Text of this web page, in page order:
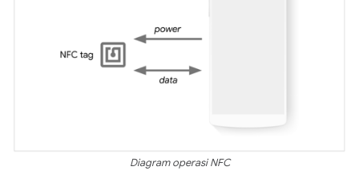
Diagram operasi NFC